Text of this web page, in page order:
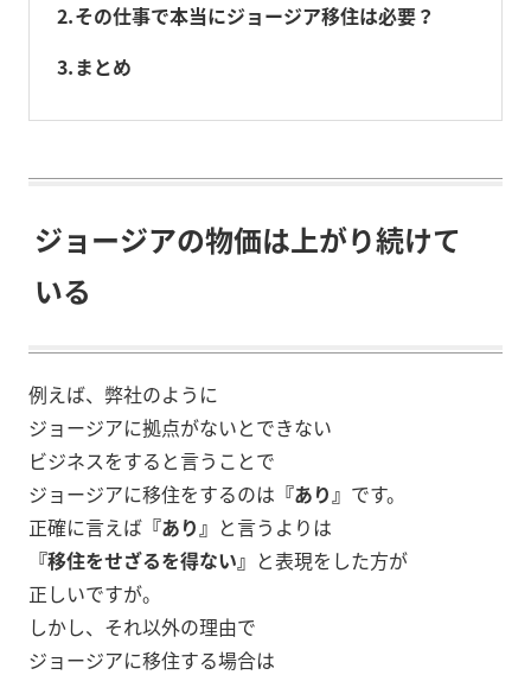
2 その仕事で本当にジョージア移住は必要？
3 まとめ
ジョージアの物価は上がり続けて
いる
例えば、弊社のように
ジョージアに拠点がないとできない
ビジネスをすると言うことで
ジョージアに移住をするのは 『あり』 です。
正確に言えば 『あり』 と言うよりは
『移住をせざるを得ない』 と表現をした方が
正しいですが。
しかし、それ以外の理由で
ジョージアに移住する場合は